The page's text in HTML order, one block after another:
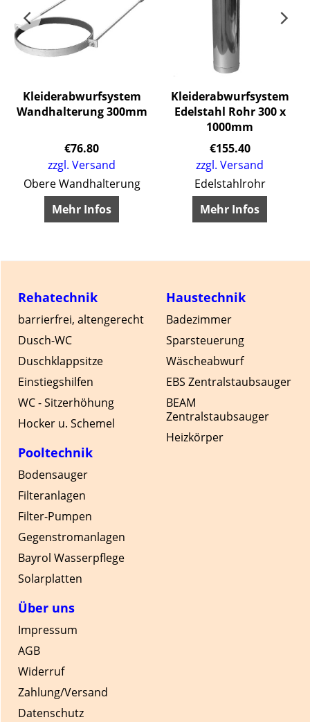
Kleiderabwurfsystem
Wandhalterung 300mm
€76.80
zzgl. Versand
Obere Wandhalterung
Mehr Infos
Kleiderabwurfsystem
Edelstahl Rohr 300 x
1000mm
€155.40
zzgl. Versand
Edelstahlrohr
Mehr Infos
Haustechnik
Badezimmer
Sparsteuerung
Wäscheabwurf
EBS Zentralstaubsauger
BEAM
Zentralstaubsauger
Heizkörper
Rehatechnik
barrierfrei, altengerecht
Dusch-WC
Duschklappsitze
Einstiegshilfen
WC - Sitzerhöhung
Hocker u. Schemel
Pooltechnik
Bodensauger
Filteranlagen
Filter-Pumpen
Gegenstromanlagen
Bayrol Wasserpflege
Solarplatten
Über uns
Impressum
AGB
Widerruf
Zahlung/Versand
Datenschutz